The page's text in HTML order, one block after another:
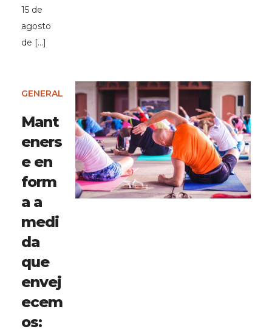
15 de
agosto
de […]
GENERAL
Mant
eners
e en
form
a a
medi
da
que
envej
ecem
os: